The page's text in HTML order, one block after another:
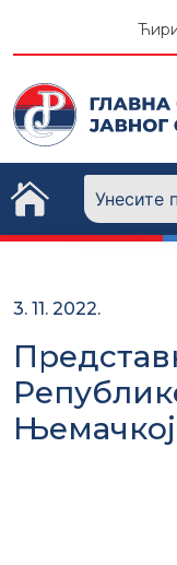
3. 11. 2022.